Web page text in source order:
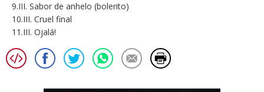
9.III. Sabor de anhelo (bolerito)
10.III. Cruel final
11.III. Ojalá!